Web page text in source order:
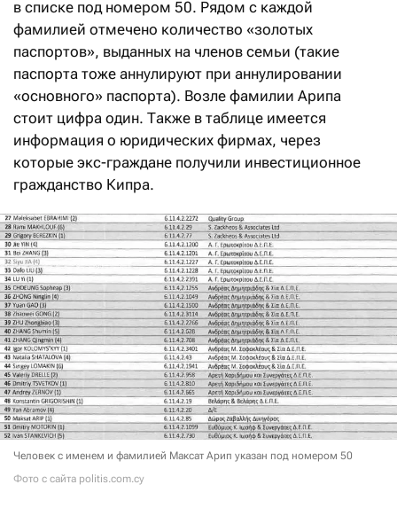
в списке под номером 50. Рядом с каждой
фамилией отмечено количество «золотых
паспортов», выданных на членов семьи (такие
паспорта тоже аннулируют при аннулировании
«основного» паспорта). Возле фамилии Арипа
стоит цифра один. Также в таблице имеется
информация о юридических фирмах, через
которые экс-граждане получили инвестиционное
гражданство Кипра.
Человек с именем и фамилией Максат Арип указан под номером 50
Фото с сайта politis.com.cy